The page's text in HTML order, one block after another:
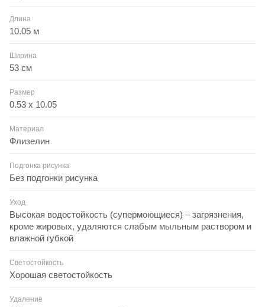
Длина
10.05 м
Ширина
53 см
Размер
0.53 x 10.05
Материал
Флизелин
Подгонка рисунка
Без подгонки рисунка
Уход
Высокая водостойкость (супермоющиеся) – загрязнения,
кроме жировых, удаляются слабым мыльным раствором и
влажной губкой
Светостойкость
Хорошая светостойкость
Удаление